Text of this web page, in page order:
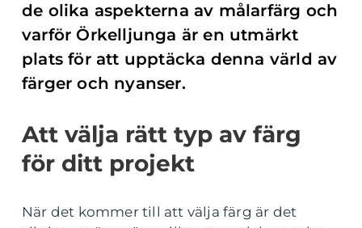
de olika aspekterna av målarfärg och
varför Örkelljunga är en utmärkt
plats för att upptäcka denna värld av
färger och nyanser.
Att välja rätt typ av färg
för ditt projekt
När det kommer till att välja färg är det